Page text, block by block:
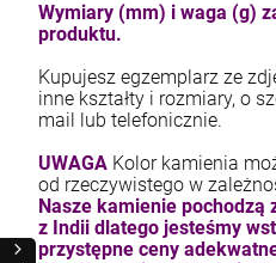
Wymiary (mm) i waga (g)
produktu.
Kupujesz egzemplarz ze
inne kształty i rozmiary, o
mail lub telefonicznie.
UWAGA Kolor kamienia
od rzeczywistego w
Nasze kamienie pochodzą
z Indii dlatego jesteśmy
przystępne ceny